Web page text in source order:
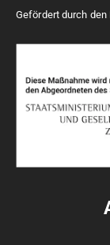
Gefördert durch